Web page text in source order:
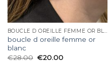
BOUCLE D OREILLE FEMME OR BLANC
boucle d oreille femme or
blanc
€28.00 €20.00